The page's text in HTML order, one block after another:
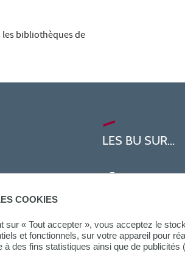
COOKIES
sur « Tout accepter », vous acceptez le
et fonctionnels, sur votre appareil pour
à des fins statistiques ainsi que de publicités
bibliothèques de
LES BU SUR...